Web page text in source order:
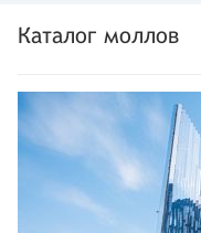
Каталог моллов